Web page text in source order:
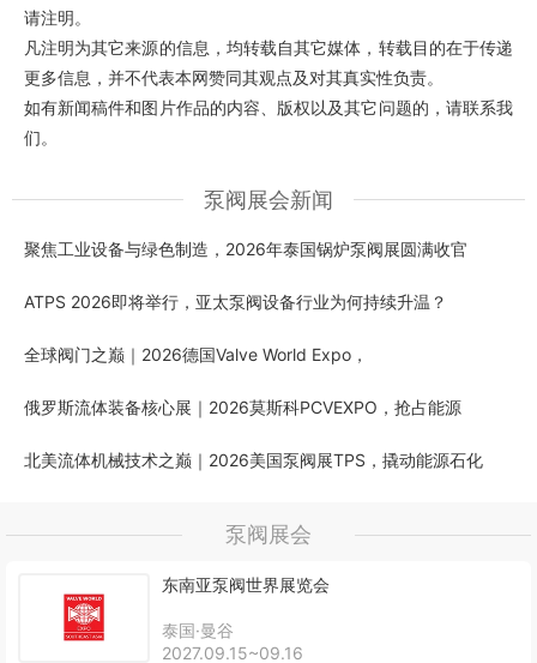
请注明。
凡注明为其它来源的信息，均转载自其它媒体，转载目的在于传递
更多信息，并不代表本网赞同其观点及对其真实性负责。
如有新闻稿件和图片作品的内容、版权以及其它问题的，请联系我
们。
泵阀展会新闻
聚焦工业设备与绿色制造，2026年泰国锅炉泵阀展圆满收官
ATPS 2026即将举行，亚太泵阀设备行业为何持续升温？
全球阀门之巅｜2026德国Valve World Expo，
俄罗斯流体装备核心展｜2026莫斯科PCVEXPO，抢占能源
北美流体机械技术之巅｜2026美国泵阀展TPS，撬动能源石化
泵阀展会
东南亚泵阀世界展览会
泰国·曼谷
2027.09.15~09.16